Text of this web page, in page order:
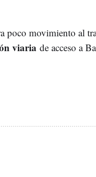
poco movimiento al
viaria de acceso a